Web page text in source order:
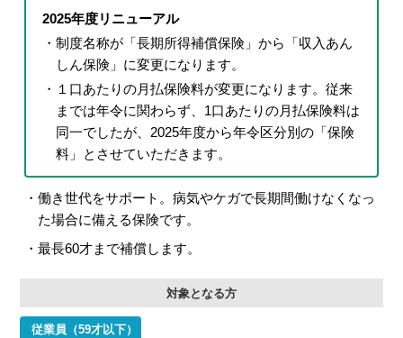
2025年度リニューアル
制度名称が「長期所得補償保険」から「収入あん
しん保険」に変更になります。
１口あたりの月払保険料が変更になります。従来
までは年令に関わらず、1口あたりの月払保険料は
同一でしたが、2025年度から年令区分別の「保険
料」とさせていただきます。
働き世代をサポート。病気やケガで長期間働けなくなっ
た場合に備える保険です。
最長60才まで補償します。
対象となる方
従業員（59才以下）